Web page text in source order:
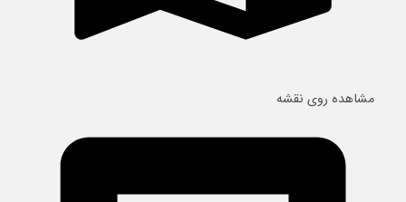
مشاهده روی نقشه